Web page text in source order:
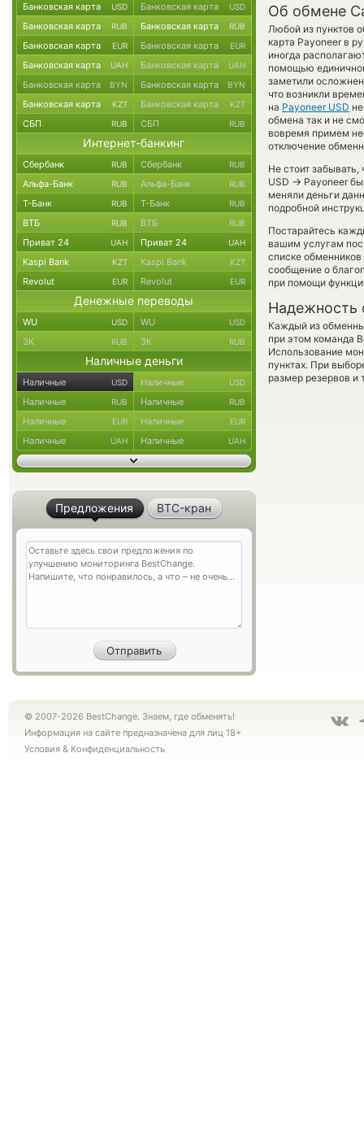
Об обмене
Любой из пунктов
карта Payoneer в
иногда
помощью
заметили
что возникли
на Payoneer USD
обмена так и не
вовремя примем
отключение
Не стоит
USD → Payoneer
меняли деньги
подробной
Постарайтесь
вашим услугам
списке
сообщение о
при помощи
Надежность
Каждый из
при этом команда
Использование
пунктах. При
размер резервов и
Банковская карта USD Банковская карта USD
Банковская карта RUB Банковская карта RUB
Банковская карта EUR Банковская карта EUR
Банковская карта UAH Банковская карта UAH
Банковская карта BYN Банковская карта BYN
Банковская карта KZT Банковская карта KZT
СБП RUB СБП RUB
Интернет-банкинг
Сбербанк RUB Сбербанк RUB
Альфа-Банк RUB Альфа-Банк RUB
Т-Банк RUB Т-Банк RUB
ВТБ RUB ВТБ RUB
Приват 24 UAH Приват 24 UAH
Kaspi Bank KZT Kaspi Bank KZT
Revolut EUR Revolut EUR
Денежные переводы
WU USD WU USD
ЗК RUB ЗК RUB
Наличные деньги
Наличные USD Наличные USD
Наличные RUB Наличные RUB
Наличные EUR Наличные EUR
Наличные UAH Наличные UAH
Предложения BTC-кран
© 2007-2026 BestChange. Знаем, где обменять!
Информация на сайте предназначена для лиц 18+
Условия & Конфиденциальность